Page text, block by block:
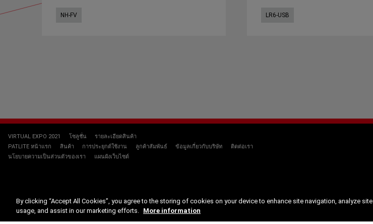
NH-FV LR6-USB
VIRTUAL EXPO 2021 โซลูชั่น
รายละเอียดสินค้า
PATLITE หน้าแรก
สินค้า การประยุกต์ใช้งาน ลูกค้าสัมพันธ์ ข้อมูลเกี่ยวกับบริษัท
ติดต่อเรา
นโยบายความเป็นส่วนตัวของเรา
แผนผังเว็บไซต์
By clicking “Accept All Cookies”, you agree to the storing of cookies on your device to enhance site navigation, analyze site
usage, and assist in our marketing efforts. More information